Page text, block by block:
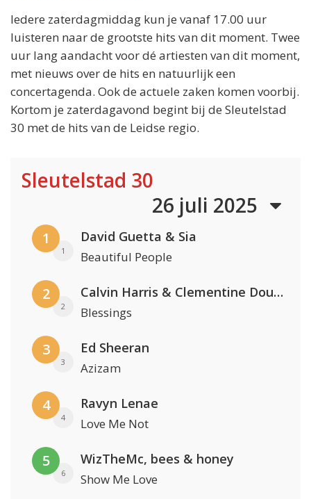
Iedere zaterdagmiddag kun je vanaf 17.00 uur
luisteren naar de grootste hits van dit moment. Twee
uur lang aandacht voor dé artiesten van dit moment,
met nieuws over de hits en natuurlijk een
concertagenda. Ook de actuele zaken komen voorbij.
Kortom je zaterdagavond begint bij de Sleutelstad
30 met de hits van de Leidse regio.
Sleutelstad 30
26 juli 2025
1
1
David Guetta & Sia
Beautiful People
2
2
Calvin Harris & Clementine Douglas
Blessings
3
3
Ed Sheeran
Azizam
4
4
Ravyn Lenae
Love Me Not
5
6
WizTheMc, bees & honey
Show Me Love